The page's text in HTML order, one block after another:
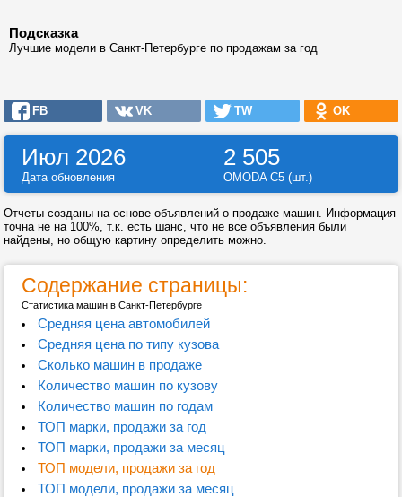
Подсказка
Лучшие модели в Санкт-Петербурге по продажам за год
FB VK TW OK
Июл 2026 2 505
Дата обновления OMODA C5 (шт.)
Отчеты созданы на основе объявлений о продаже машин. Информация
точна не на 100%, т.к. есть шанс, что не все объявления были
найдены, но общую картину определить можно.
Содержание страницы:
Статистика машин в Санкт-Петербурге
Средняя цена автомобилей
Средняя цена по типу кузова
Сколько машин в продаже
Количество машин по кузову
Количество машин по годам
ТОП марки, продажи за год
ТОП марки, продажи за месяц
ТОП модели, продажи за год
ТОП модели, продажи за месяц